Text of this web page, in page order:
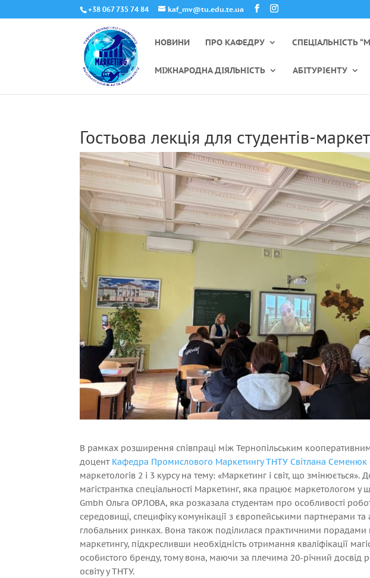
+38 067 735 74 84 kaf_mv@tu.edu.te.ua
НОВИНИ ПРО КАФЕДРУ СПЕЦІАЛЬНІСТЬ
МІЖНАРОДНА ДІЯЛЬНІСТЬ АБІТУРІЄНТУ
Гостьова лекція для студентів-
В рамках розширення співпраці між Тернопільським
доцент Кафедра Промислового Маркетингу ТНТУ Світлана Семенюк
маркетологів 2 і 3 курсу на тему: «Маркетинг і світ, що
магістрантка спеціальності Маркетинг, яка працює маркетологом
Gmbh Ольга ОРЛОВА, яка розказала студентам про особливості
середовищі, специфіку комунікації з європейськими партнерами та
глобальних ринках. Вона також поділилася практичними порадами
маркетингу, підкресливши необхідність отримання кваліфікації
особистого бренду, тому вона, маючи за плечима 20-річний досвід
освіту у ТНТУ.